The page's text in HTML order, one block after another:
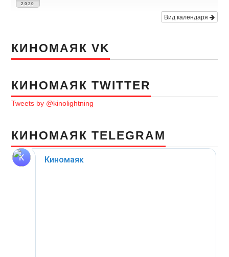
2020
Вид календаря
КИНОМАЯК VK
КИНОМАЯК TWITTER
Tweets by @kinolightning
КИНОМАЯК TELEGRAM